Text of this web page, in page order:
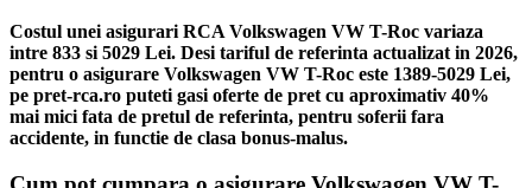
Costul unei asigurari RCA Volkswagen VW T-Roc variaza
intre 833 si 5029 Lei. Desi tariful de referinta actualizat in 2026,
pentru o asigurare Volkswagen VW T-Roc este 1389-5029 Lei,
pe pret-rca.ro puteti gasi oferte de pret cu aproximativ 40%
mai mici fata de pretul de referinta, pentru soferii fara
accidente, in functie de clasa bonus-malus.